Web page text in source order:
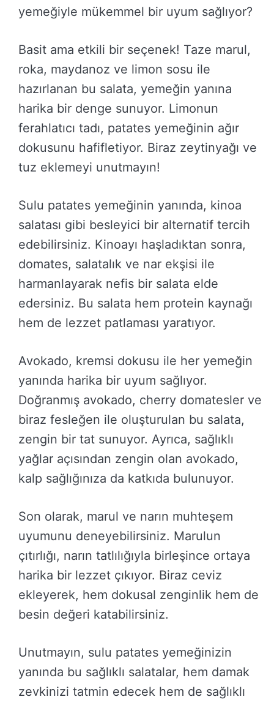
yemeğiyle mükemmel bir uyum sağlıyor?
Basit ama etkili bir seçenek! Taze marul,
roka, maydanoz ve limon sosu ile
hazırlanan bu salata, yemeğin yanına
harika bir denge sunuyor. Limonun
ferahlatıcı tadı, patates yemeğinin ağır
dokusunu hafifletiyor. Biraz zeytinyağı ve
tuz eklemeyi unutmayın!
Sulu patates yemeğinin yanında, kinoa
salatası gibi besleyici bir alternatif tercih
edebilirsiniz. Kinoayı haşladıktan sonra,
domates, salatalık ve nar ekşisi ile
harmanlayarak nefis bir salata elde
edersiniz. Bu salata hem protein kaynağı
hem de lezzet patlaması yaratıyor.
Avokado, kremsi dokusu ile her yemeğin
yanında harika bir uyum sağlıyor.
Doğranmış avokado, cherry domatesler ve
biraz fesleğen ile oluşturulan bu salata,
zengin bir tat sunuyor. Ayrıca, sağlıklı
yağlar açısından zengin olan avokado,
kalp sağlığınıza da katkıda bulunuyor.
Son olarak, marul ve narın muhteşem
uyumunu deneyebilirsiniz. Marulun
çıtırlığı, narın tatlılığıyla birleşince ortaya
harika bir lezzet çıkıyor. Biraz ceviz
ekleyerek, hem dokusal zenginlik hem de
besin değeri katabilirsiniz.
Unutmayın, sulu patates yemeğinizin
yanında bu sağlıklı salatalar, hem damak
zevkinizi tatmin edecek hem de sağlıklı